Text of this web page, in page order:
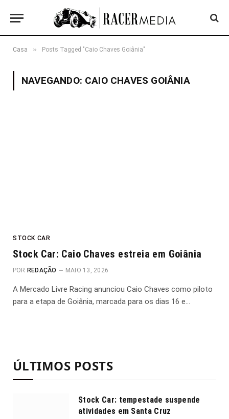
Casa » Posts Tagged "Caio Chaves Goiânia"
NAVEGANDO: CAIO CHAVES GOIÂNIA
STOCK CAR
Stock Car: Caio Chaves estreia em Goiânia
POR REDAÇÃO MAIO 13, 2026
A Mercado Livre Racing anunciou Caio Chaves como piloto
para a etapa de Goiânia, marcada para os dias 16 e…
ÚLTIMOS POSTS
Stock Car: tempestade suspende
atividades em Santa Cruz